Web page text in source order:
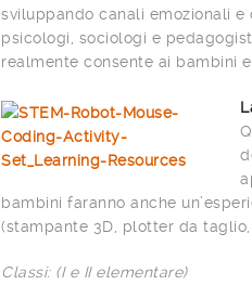
sviluppando canali emozionali
psicologi, sociologi e
realmente consente ai bambini
bambini faranno anche
(stampante 3D, plotter da
Classi: (I e II elementare)